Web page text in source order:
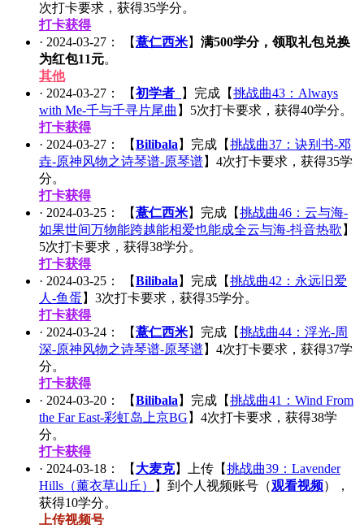
次打卡要求，获得35学分。
打卡获得
· 2024-03-27 ： 【薏仁西米】 满500学分，领取礼包兑换
为红包11元。
其他
· 2024-03-27 ： 【初学者_ 】完成【挑战曲43：Always
with Me-千与千寻片尾曲 】 5次打卡要求，获得40学分。
打卡获得
· 2024-03-27 ： 【Bilibala 】完成【挑战曲37：诀别书-邓
垚-原神风物之诗琴谱-原琴谱】 4次打卡要求，获得35学
分。
打卡获得
· 2024-03-25 ： 【薏仁西米】完成【挑战曲46：云与海-
如果世间万物能跨越能相爱也能成全云与海-抖音热歌 】
5次打卡要求，获得38学分。
打卡获得
· 2024-03-25 ： 【Bilibala 】完成【挑战曲42：永远旧爱
人-鱼蛋 】 3次打卡要求，获得35学分。
打卡获得
· 2024-03-24 ： 【薏仁西米】完成【挑战曲44：浮光-周
深-原神风物之诗琴谱-原琴谱】 4次打卡要求，获得37学
分。
打卡获得
· 2024-03-20 ： 【Bilibala 】完成【挑战曲41：Wind From
the Far East-彩虹岛上京BG 】 4次打卡要求，获得38学
分。
打卡获得
· 2024-03-18 ： 【 大麦克】上传【挑战曲39：Lavender
Hills（薰衣草山丘）
】到个人视频账号（观看视频），
获得10学分。
上传视频号